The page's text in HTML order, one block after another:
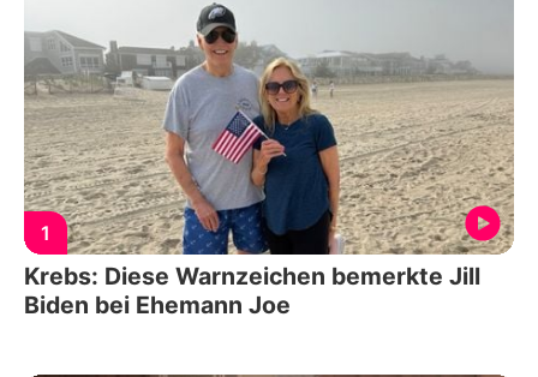
1
Krebs: Diese Warnzeichen bemerkte Jill
Biden bei Ehemann Joe